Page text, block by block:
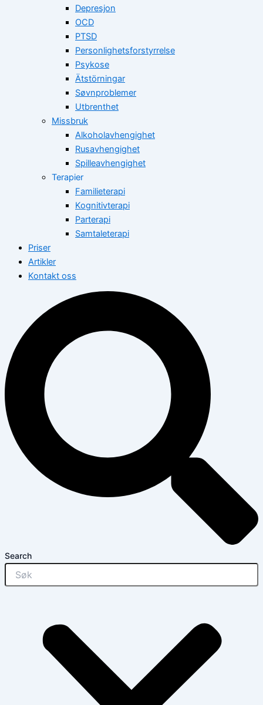
Depresjon
OCD
PTSD
Personlighetsforstyrrelse
Psykose
Ätstörningar
Søvnproblemer
Utbrenthet
Missbruk
Alkoholavhengighet
Rusavhengighet
Spilleavhengighet
Terapier
Familieterapi
Kognitivterapi
Parterapi
Samtaleterapi
Priser
Artikler
Kontakt oss
Search